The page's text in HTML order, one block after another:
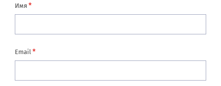
Имя *
Email *